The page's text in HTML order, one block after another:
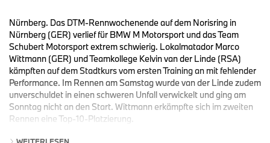
Nürnberg. Das DTM-Rennwochenende auf dem Norisring in
Nürnberg (GER) verlief für BMW M Motorsport und das Team
Schubert Motorsport extrem schwierig. Lokalmatador Marco
Wittmann (GER) und Teamkollege Kelvin van der Linde (RSA)
kämpften auf dem Stadtkurs vom ersten Training an mit fehlender
Performance. Im Rennen am Samstag wurde van der Linde zudem
unverschuldet in einen schweren Unfall verwickelt und ging am
Sonntag nicht an den Start. Wittmann erkämpfte sich im zweiten
Rennen eine Top-10-Platzierung.
WEITERLESEN